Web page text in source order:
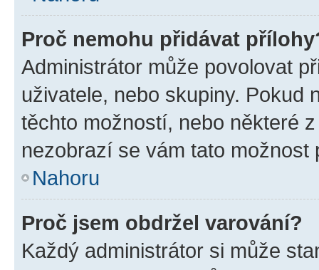
Proč nemohu přidávat
Administrátor může povolovat
uživatele, nebo skupiny. Pokud
těchto možností, nebo některé
nezobrazí se vám tato
Nahoru
Proč jsem obdržel varování?
Každý administrátor si může